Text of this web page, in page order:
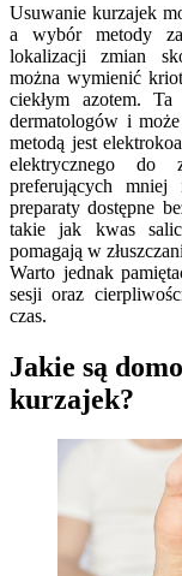
Usuwanie kurzajek
a wybór metody
lokalizacji zmian
można wymienić
ciekłym azotem.
dermatologów i
metodą jest
elektrycznego do
preferujących mniej
preparaty dostępne
takie jak kwas
pomagają w
Warto jednak
sesji oraz
czas.
Jakie są
kurzajek?